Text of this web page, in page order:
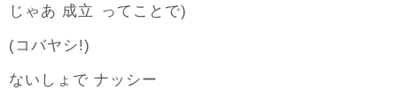
じゃあ 成立 ってことで)
(コバヤシ!)
ないしょで ナッシー